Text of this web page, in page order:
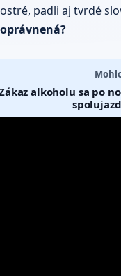
ostré, padli aj tvrdé
oprávnená?
alkoholu sa po